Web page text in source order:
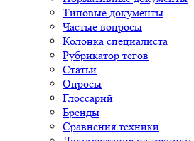
Типовые документы
Частые вопросы
Колонка специалиста
Рубрикатор тегов
Статьи
Опросы
Глоссарий
Бренды
Сравнения техники